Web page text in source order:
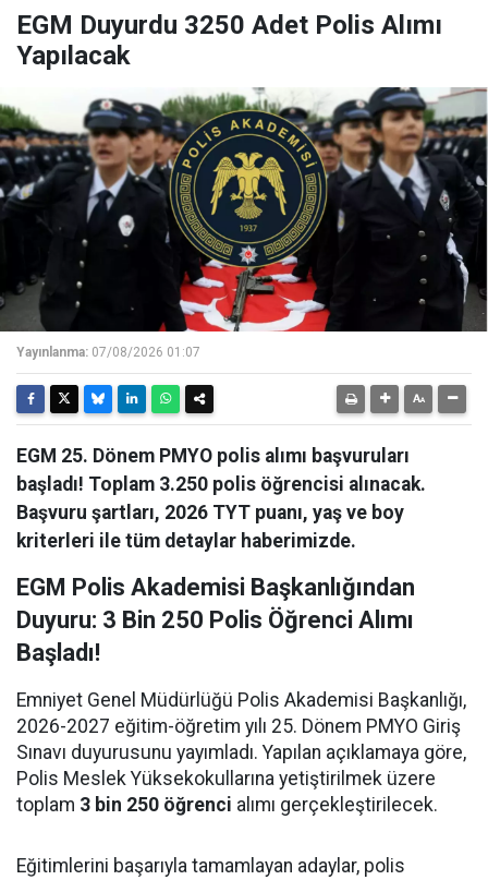
EGM Duyurdu 3250 Adet Polis Alımı
Yapılacak
Yayınlanma: 07/08/2026 01:07
EGM 25. Dönem PMYO polis alımı başvuruları
başladı! Toplam 3.250 polis öğrencisi alınacak.
Başvuru şartları, 2026 TYT puanı, yaş ve boy
kriterleri ile tüm detaylar haberimizde.
EGM Polis Akademisi Başkanlığından
Duyuru: 3 Bin 250 Polis Öğrenci Alımı
Başladı!
Emniyet Genel Müdürlüğü Polis Akademisi Başkanlığı,
2026-2027 eğitim-öğretim yılı 25. Dönem PMYO Giriş
Sınavı duyurusunu yayımladı. Yapılan açıklamaya göre,
Polis Meslek Yüksekokullarına yetiştirilmek üzere
toplam 3 bin 250 öğrenci alımı gerçekleştirilecek.
Eğitimlerini başarıyla tamamlayan adaylar, polis